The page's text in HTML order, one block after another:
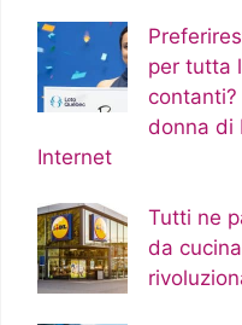
per tutta
donna di
Internet
Tutti ne
da